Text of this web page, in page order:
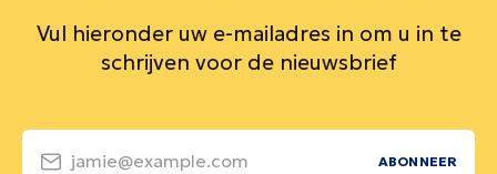
Vul hieronder uw e-mailadres in om u in te
schrijven voor de nieuwsbrief
jamie@example.com ABONNEER